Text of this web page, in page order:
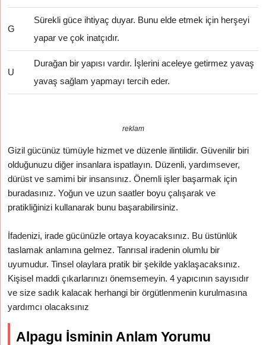
G
Sürekli güce ihtiyaç duyar. Bunu elde etmek için herşeyi
yapar ve çok inatçıdır.
U
Durağan bir yapısı vardır. İşlerini aceleye getirmez yavaş
yavaş sağlam yapmayı tercih eder.
reklam
Gizil gücünüz tümüyle hizmet ve düzenle ilintilidir. Güvenilir biri
olduğunuzu diğer insanlara ispatlayın. Düzenli, yardımsever,
dürüst ve samimi bir insansınız. Önemli işler başarmak için
buradasınız. Yoğun ve uzun saatler boyu çalışarak ve
pratikliğinizi kullanarak bunu başarabilirsiniz.
İfadenizi, irade gücünüzle ortaya koyacaksınız. Bu üstünlük
taslamak anlamına gelmez. Tanrısal iradenin olumlu bir
uyumudur. Tinsel olaylara pratik bir şekilde yaklaşacaksınız.
Kişisel maddi çıkarlarınızı önemsemeyin. 4 yapıcının sayısıdır
ve size sadık kalacak herhangi bir örgütlenmenin kurulmasına
yardımcı olacaksınız
Alpagu İsminin Anlam Yorumu